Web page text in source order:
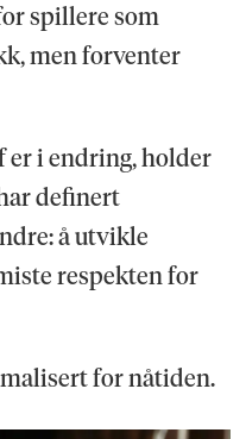
spillere som
men forventer
er i endring, holder
definert
å utvikle
respekten for
for nåtiden.